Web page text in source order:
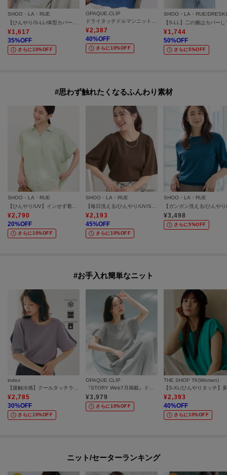
SHOO・LA・RUE
¥1,617
35%OFF
さらに10%OFF
OPAQUE.CLIP
¥2,387
40%OFF
さらに10%OFF
SHOO・LA・RUE/
¥1,744
50%OFF
さらに5%OFF
#思わず触れたくなるふんわり素材
SHOO・LA・RUE
¥2,790
20%OFF
さらに10%OFF
SHOO・LA・RUE
¥2,193
45%OFF
さらに10%OFF
SHOO・LA・RUE
¥3,498
さらに5%OFF
#お手入れ簡単なニット
index
¥2,785
30%OFF
さらに10%OFF
OPAQUE.CLIP
¥3,979
さらに10%OFF
THE SHOP TK(Women)
¥2,393
40%OFF
さらに10%OFF
ニット/セーターランキング